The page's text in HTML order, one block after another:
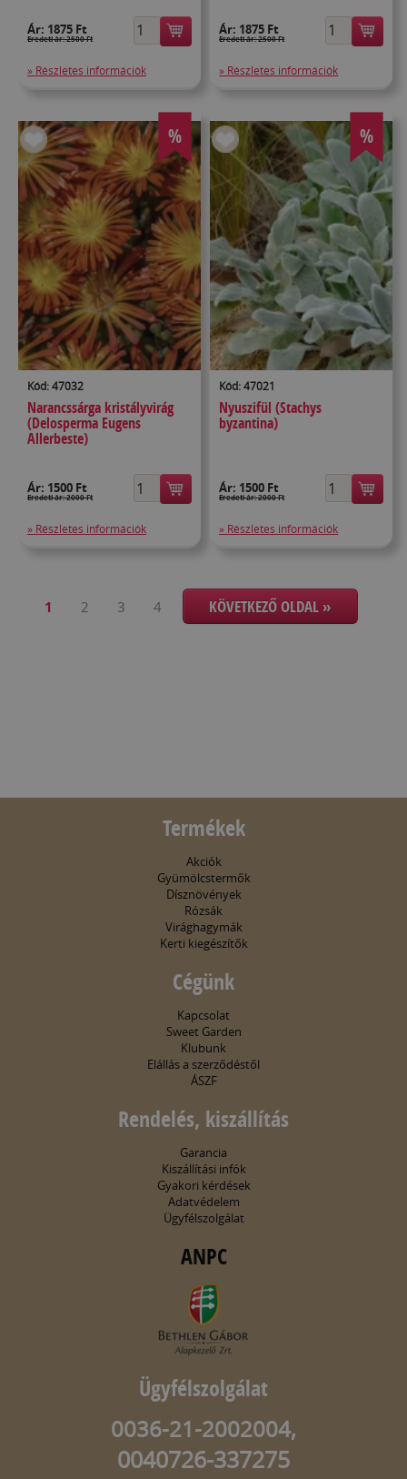
Ár: 1875 Ft
Eredeti ár: 2500 Ft
» Részletes információk
Ár: 1875 Ft
Eredeti ár: 2500 Ft
» Részletes információk
%
Kód: 47032
Narancssárga kristályvirág
(Delosperma Eugens
Allerbeste)
Ár: 1500 Ft
Eredeti ár: 2000 Ft
» Részletes információk
%
Kód: 47021
Nyuszifül (Stachys
byzantina)
Ár: 1500 Ft
Eredeti ár: 2000 Ft
» Részletes információk
1 2 3 4 KÖVETKEZŐ OLDAL »
Termékek
Akciók
Gyümölcstermők
Dísznövények
Rózsák
Virághagymák
Kerti kiegészítők
Cégünk
Kapcsolat
Sweet Garden
Klubunk
Elállás a szerződéstől
ÁSZF
Rendelés, kiszállítás
Garancia
Kiszállítási infók
Gyakori kérdések
Adatvédelem
Ügyfélszolgálat
ANPC
Ügyfélszolgálat
0036-21-2002004,
0040726-337275